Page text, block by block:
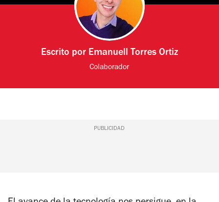
Escrito por Emanuell Torres Ortiz
Colaborador
PUBLICIDAD